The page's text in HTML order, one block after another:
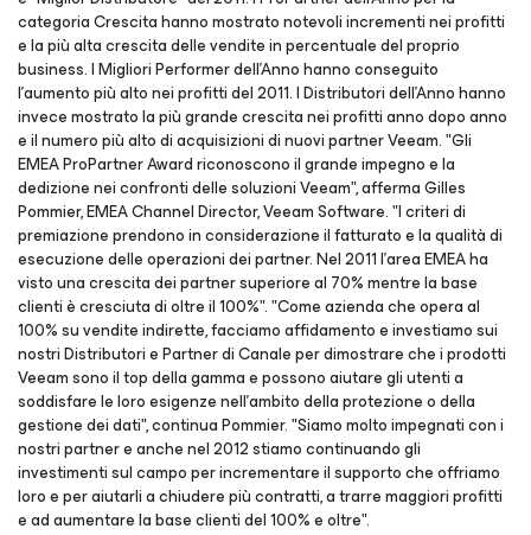
categoria Crescita hanno mostrato notevoli incrementi nei profitti
e la più alta crescita delle vendite in percentuale del proprio
business. I Migliori Performer dell'Anno hanno conseguito
l’aumento più alto nei profitti del 2011. I Distributori dell'Anno hanno
invece mostrato la più grande crescita nei profitti anno dopo anno
e il numero più alto di acquisizioni di nuovi partner Veeam. "Gli
EMEA ProPartner Award riconoscono il grande impegno e la
dedizione nei confronti delle soluzioni Veeam", afferma Gilles
Pommier, EMEA Channel Director, Veeam Software. "I criteri di
premiazione prendono in considerazione il fatturato e la qualità di
esecuzione delle operazioni dei partner. Nel 2011 l'area EMEA ha
visto una crescita dei partner superiore al 70% mentre la base
clienti è cresciuta di oltre il 100%". "Come azienda che opera al
100% su vendite indirette, facciamo affidamento e investiamo sui
nostri Distributori e Partner di Canale per dimostrare che i prodotti
Veeam sono il top della gamma e possono aiutare gli utenti a
soddisfare le loro esigenze nell'ambito della protezione o della
gestione dei dati", continua Pommier. "Siamo molto impegnati con i
nostri partner e anche nel 2012 stiamo continuando gli
investimenti sul campo per incrementare il supporto che offriamo
loro e per aiutarli a chiudere più contratti, a trarre maggiori profitti
e ad aumentare la base clienti del 100% e oltre".